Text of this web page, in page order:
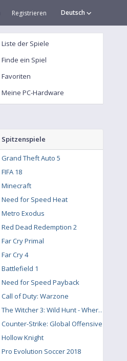
Deutsch
Registrieren
Liste der Spiele
Finde ein Spiel
Favoriten
Meine PC-Hardware
Spitzenspiele
Grand Theft Auto 5
FIFA 18
Minecraft
Need for Speed Heat
Metro Exodus
Red Dead Redemption 2
Far Cry Primal
Far Cry 4
Battlefield 1
Need for Speed Payback
Call of Duty: Warzone
The Witcher 3: Wild Hunt - Where the Cat and Wolf Play
Counter-Strike: Global Offensive
Hollow Knight
Pro Evolution Soccer 2018